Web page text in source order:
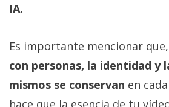
IA.
Es importante mencionar
con personas, la identidad y
mismos se conservan en
hace que la esencia de tu